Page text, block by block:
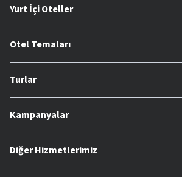
Yurt İçi Oteller
Otel Temaları
Turlar
Kampanyalar
Diğer Hizmetlerimiz